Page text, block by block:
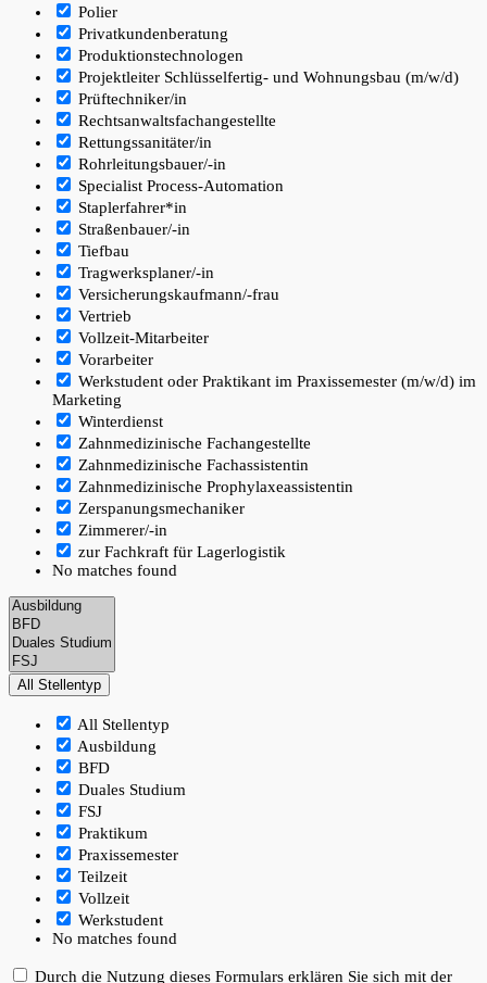
Polier
Privatkundenberatung
Produktionstechnologen
Projektleiter Schlüsselfertig- und Wohnungsbau (m/w/d)
Prüftechniker/in
Rechtsanwaltsfachangestellte
Rettungssanitäter/in
Rohrleitungsbauer/-in
Specialist Process-Automation
Staplerfahrer*in
Straßenbauer/-in
Tiefbau
Tragwerksplaner/-in
Versicherungskaufmann/-frau
Vertrieb
Vollzeit-Mitarbeiter
Vorarbeiter
Werkstudent oder Praktikant im Praxissemester (m/w/d) im
Marketing
Winterdienst
Zahnmedizinische Fachangestellte
Zahnmedizinische Fachassistentin
Zahnmedizinische Prophylaxeassistentin
Zerspanungsmechaniker
Zimmerer/-in
zur Fachkraft für Lagerlogistik
No matches found
All Stellentyp
All Stellentyp
Ausbildung
BFD
Duales Studium
FSJ
Praktikum
Praxissemester
Teilzeit
Vollzeit
Werkstudent
No matches found
Durch die Nutzung dieses Formulars erklären Sie sich mit der